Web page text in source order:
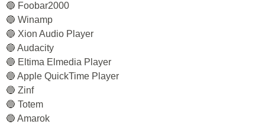
🔵 Foobar2000
🔵 Winamp
🔵 Xion Audio Player
🔵 Audacity
🔵 Eltima Elmedia Player
🔵 Apple QuickTime Player
🔵 Zinf
🔵 Totem
🔵 Amarok